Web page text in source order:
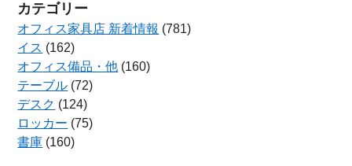
カテゴリー
オフィス家具店 新着情報 (781)
イス (162)
オフィス備品・他 (160)
テーブル (72)
デスク (124)
ロッカー (75)
書庫 (160)